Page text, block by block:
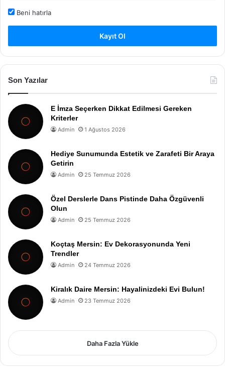
Beni hatırla
Kayıt Ol
Son Yazılar
E İmza Seçerken Dikkat Edilmesi Gereken
Kriterler
Admin 1 Ağustos 2026
Hediye Sunumunda Estetik ve Zarafeti Bir Araya
Getirin
Admin 25 Temmuz 2026
Özel Derslerle Dans Pistinde Daha Özgüvenli
Olun
Admin 25 Temmuz 2026
Koçtaş Mersin: Ev Dekorasyonunda Yeni
Trendler
Admin 24 Temmuz 2026
Kiralık Daire Mersin: Hayalinizdeki Evi Bulun!
Admin 23 Temmuz 2026
Daha Fazla Yükle